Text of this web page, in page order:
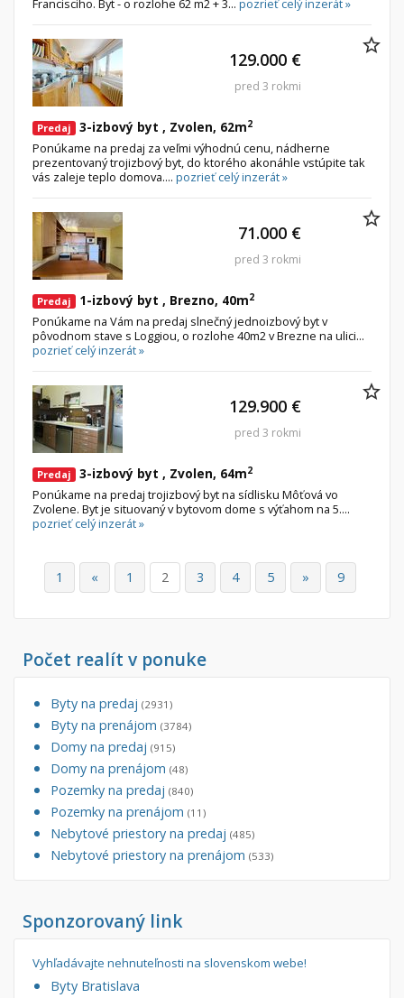
Francisciho. Byt - o rozlohe 62 m2 + 3... pozrieť celý inzerát »
Predaj 3-izbový byt , Zvolen, 62m2
Ponúkame na predaj za veľmi výhodnú cenu, nádherne
prezentovaný trojizbový byt, do ktorého akonáhle vstúpite tak
vás zaleje teplo domova.... pozrieť celý inzerát »
129.000 €
pred 3 rokmi
Predaj 1-izbový byt , Brezno, 40m2
Ponúkame na Vám na predaj slnečný jednoizbový byt v
pôvodnom stave s Loggiou, o rozlohe 40m2 v Brezne na ulici...
pozrieť celý inzerát »
71.000 €
pred 3 rokmi
Predaj 3-izbový byt , Zvolen, 64m2
Ponúkame na predaj trojizbový byt na sídlisku Môťová vo
Zvolene. Byt je situovaný v bytovom dome s výťahom na 5....
pozrieť celý inzerát »
129.900 €
pred 3 rokmi
1 « 1 2 3 4 5 » 9
Počet realít v ponuke
Byty na predaj (2931)
Byty na prenájom (3784)
Domy na predaj (915)
Domy na prenájom (48)
Pozemky na predaj (840)
Pozemky na prenájom (11)
Nebytové priestory na predaj (485)
Nebytové priestory na prenájom (533)
Sponzorovaný link
Vyhľadávajte nehnuteľnosti na slovenskom webe!
Byty Bratislava